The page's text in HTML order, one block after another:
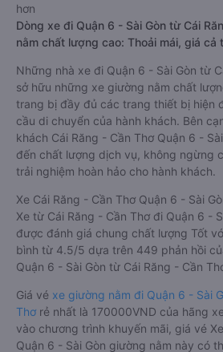
hơn
Dòng xe đi Quận 6 - Sài Gòn từ Cái
nằm chất lượng cao: Thoải mái, giá cả
Những nhà xe đi Quận 6 - Sài Gòn từ
sở hữu những xe giường nằm chất
trang bị đầy đủ các trang thiết bị hiện
cầu di chuyển của hành khách. Bên
khách Cái Răng - Cần Thơ Quận 6 -
đến chất lượng dịch vụ, không ngừng
trải nghiệm hoàn hảo cho hành khách.
Xe Cái Răng - Cần Thơ Quận 6 - Sài
Xe từ Cái Răng - Cần Thơ đi Quận 6 -
được đánh giá chung chất lượng Tốt
bình từ 4.5/5 dựa trên 449 phản hồi
Quận 6 - Sài Gòn từ Cái Răng - Cần
Giá vé xe giường nằm đi Quận 6 - Sài
Thơ rẻ nhất là 170000VND của hãng
vào chương trình khuyến mãi, giá vé
Quận 6 - Sài Gòn giường nằm này có